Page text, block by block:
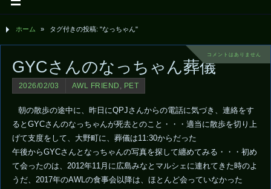
ホーム » タグ付きの投稿: "なっちゃん"
コメントはありません
GYCさんのなっちゃん葬儀
2026/02/03 AWL FRIEND , PET
朝の散歩の途中に、昨日にQPJさんからの電話に気づき、連絡をす
るとGYCさんのなっちゃんが死去とのこと・・・適当に散歩を切り上
げて支度をして、大野町に、葬儀は11:30からだった
午後からGYCさんとなっちゃんの写真を探して纏めてみる・・・初め
て会ったのは、2012年11月に広島みなとマルシェに連れてきた時のよ
うだ、2017年のAWLの食事会以降は、ほとんど会っていなかった